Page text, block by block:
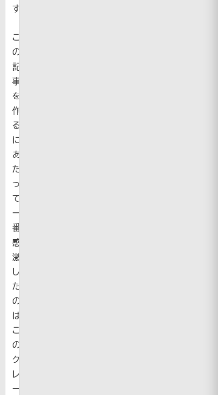
す。
こ
の
記
事
を
作
る
に
あ
た
っ
て
一
番
感
激
し
た
の
は
こ
の
ク
レ
ー